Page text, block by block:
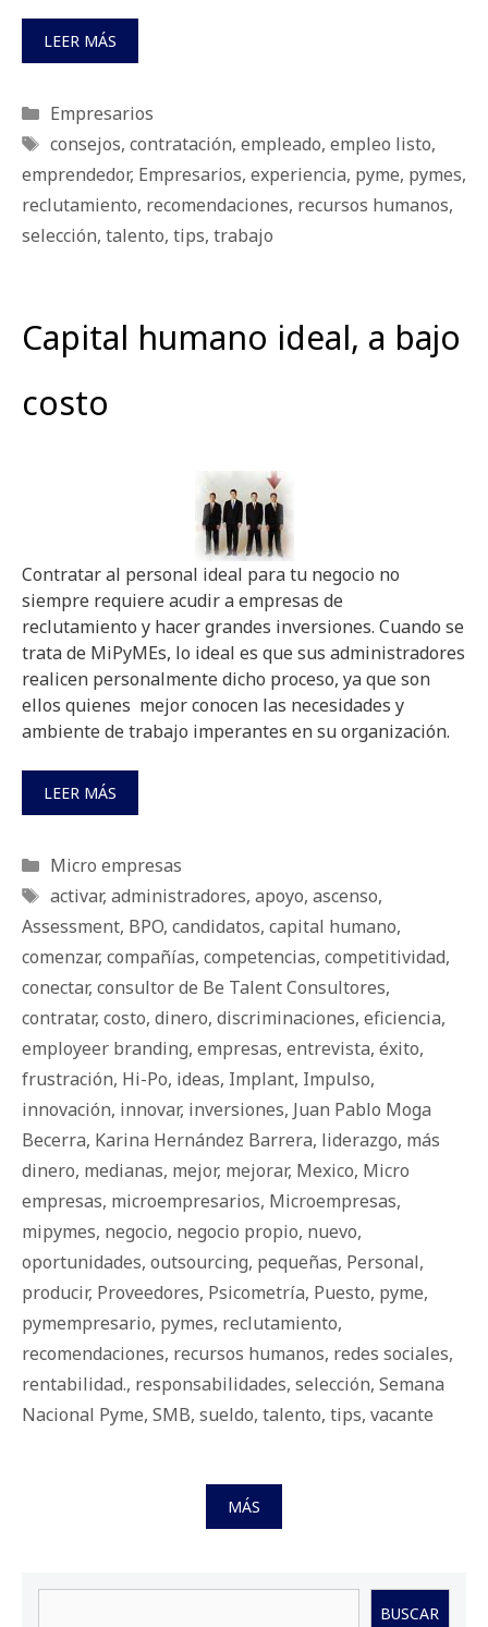
LEER MÁS
Categorías
Empresarios
Etiquetas
consejos, contratación, empleado, empleo listo,
emprendedor, Empresarios, experiencia, pyme, pymes,
reclutamiento, recomendaciones, recursos humanos,
selección, talento, tips, trabajo
Capital humano ideal, a bajo
costo
Contratar al personal ideal para tu negocio no
siempre requiere acudir a empresas de
reclutamiento y hacer grandes inversiones. Cuando se
trata de MiPyMEs, lo ideal es que sus administradores
realicen personalmente dicho proceso, ya que son
ellos quienes mejor conocen las necesidades y
ambiente de trabajo imperantes en su organización.
LEER MÁS
Categorías
Micro empresas
Etiquetas
activar, administradores, apoyo, ascenso,
Assessment, BPO, candidatos, capital humano,
comenzar, compañías, competencias, competitividad,
conectar, consultor de Be Talent Consultores,
contratar, costo, dinero, discriminaciones, eficiencia,
employeer branding, empresas, entrevista, éxito,
frustración, Hi-Po, ideas, Implant, Impulso,
innovación, innovar, inversiones, Juan Pablo Moga
Becerra, Karina Hernández Barrera, liderazgo, más
dinero, medianas, mejor, mejorar, Mexico, Micro
empresas, microempresarios, Microempresas,
mipymes, negocio, negocio propio, nuevo,
oportunidades, outsourcing, pequeñas, Personal,
producir, Proveedores, Psicometría, Puesto, pyme,
pymempresario, pymes, reclutamiento,
recomendaciones, recursos humanos, redes sociales,
rentabilidad., responsabilidades, selección, Semana
Nacional Pyme, SMB, sueldo, talento, tips, vacante
MÁS
BUSCAR